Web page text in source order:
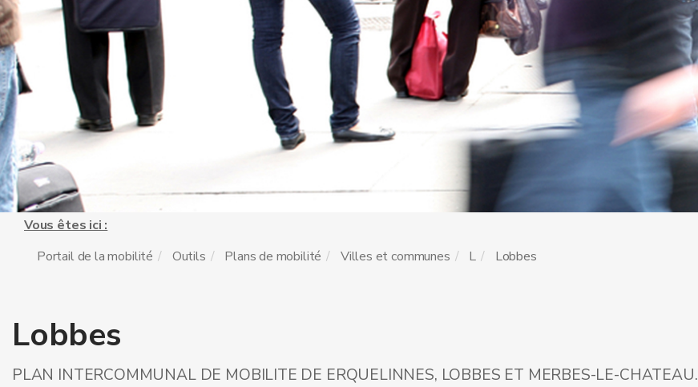
Vous êtes ici :
Portail de la mobilité
Outils Plans de mobilité Villes et communes L Lobbes
Lobbes
PLAN INTERCOMMUNAL DE MOBILITE DE ERQUELINNES, LOBBES ET MERBES-LE-CHATEAU.